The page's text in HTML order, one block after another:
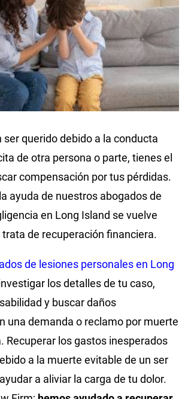
ser querido debido a la conducta
de otra persona o parte, tienes el
compensación por tus pérdidas.
ayuda de nuestros abogados de
en Long Island se vuelve
de recuperación financiera.
de lesiones personales en Long
los detalles de tu caso,
y buscar daños
una demanda o reclamo por muerte
Recuperar los gastos inesperados
a la muerte evitable de un ser
a aliviar la carga de tu dolor.